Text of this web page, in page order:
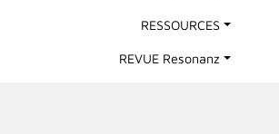
RESSOURCES
REVUE Resonanz